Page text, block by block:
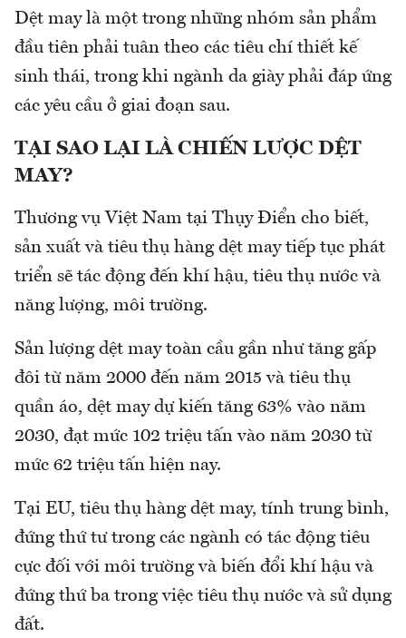
Dệt may là một trong những nhóm sản phẩm
đầu tiên phải tuân theo các tiêu chí thiết kế
sinh thái, trong khi ngành da giày phải đáp ứng
các yêu cầu ở giai đoạn sau.
TẠI SAO LẠI LÀ CHIẾN LƯỢC DỆT
MAY?
Thương vụ Việt Nam tại Thụy Điển cho biết,
sản xuất và tiêu thụ hàng dệt may tiếp tục phát
triển sẽ tác động đến khí hậu, tiêu thụ nước và
năng lượng, môi trường.
Sản lượng dệt may toàn cầu gần như tăng gấp
đôi từ năm 2000 đến năm 2015 và tiêu thụ
quần áo, dệt may dự kiến tăng 63% vào năm
2030, đạt mức 102 triệu tấn vào năm 2030 từ
mức 62 triệu tấn hiện nay.
Tại EU, tiêu thụ hàng dệt may, tính trung bình,
đứng thứ tư trong các ngành có tác động tiêu
cực đối với môi trường và biến đổi khí hậu và
đứng thứ ba trong việc tiêu thụ nước và sử dụng
đất.